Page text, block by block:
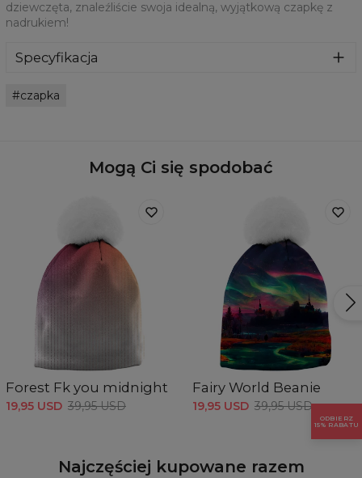
dziewczęta, znaleźliście swoja idealną, wyjątkową czapkę z
nadrukiem!
Specyfikacja
Przeznaczenie:
czapka
Mogą Ci się spodobać
Forest Fk you midnight
19,95 USD 39,95 USD
Fairy World Beanie
19,95 USD 39,95 USD
Najczęściej kupowane razem
ODBIERZ
15% RABATU